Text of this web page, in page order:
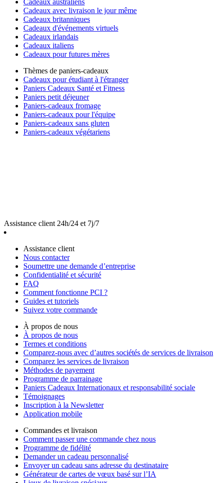
Cadeaux australiens
Cadeaux avec livraison le jour même
Cadeaux britanniques
Cadeaux d'événements virtuels
Cadeaux irlandais
Cadeaux italiens
Cadeaux pour futures mères
Thèmes de paniers-cadeaux
Cadeaux pour étudiant à l'étranger
Paniers Cadeaux Santé et Fitness
Paniers petit déjeuner
Paniers-cadeaux fromage
Paniers-cadeaux pour l'équipe
Paniers-cadeaux sans gluten
Paniers-cadeaux végétariens
Assistance client 24h/24 et 7j/7
Assistance client
Nous contacter
Soumettre une demande d’entreprise
Confidentialité et sécurité
FAQ
Comment fonctionne PCI ?
Guides et tutoriels
Suivez votre commande
À propos de nous
À propos de nous
Termes et conditions
Comparez-nous avec d’autres sociétés de services de livraison
Comparez les services de livraison
Méthodes de payement
Programme de parrainage
Paniers Cadeaux Internationaux et responsabilité sociale
Témoignages
Inscription à la Newsletter
Application mobile
Commandes et livraison
Comment passer une commande chez nous
Programme de fidélité
Demander un cadeau personnalisé
Envoyer un cadeau sans adresse du destinataire
Générateur de cartes de vœux basé sur l’IA